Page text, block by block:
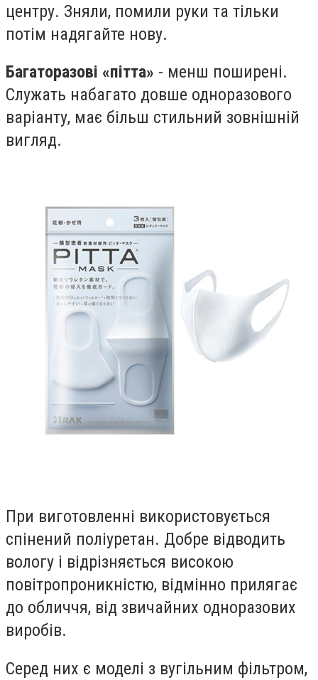
центру. Зняли, помили руки та тільки
потім надягайте нову.
Багаторазові «пітта» - менш поширені.
Служать набагато довше одноразового
варіанту, має більш стильний зовнішній
вигляд.
При виготовленні використовується
спінений поліуретан. Добре відводить
вологу і відрізняється високою
повітропроникністю, відмінно прилягає
до обличчя, від звичайних одноразових
виробів.
Серед них є моделі з вугільним фільтром,